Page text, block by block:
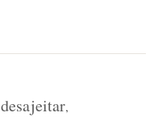
desajeitar,